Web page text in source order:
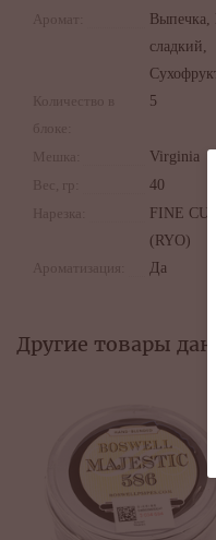
Аромат:
Выпечка,
сладкий,
Количество в
блоке:
5
Мешка:
Virginia
Вес, гр:
40
Нарезка:
FINE CUT
(RYO)
Ароматизация:
Да
Другие товары